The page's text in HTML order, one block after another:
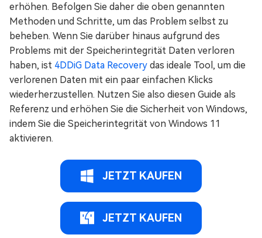
erhöhen. Befolgen Sie daher die oben genannten
Methoden und Schritte, um das Problem selbst zu
beheben. Wenn Sie darüber hinaus aufgrund des
Problems mit der Speicherintegrität Daten verloren
haben, ist 4DDiG Data Recovery das ideale Tool, um die
verlorenen Daten mit ein paar einfachen Klicks
wiederherzustellen. Nutzen Sie also diesen Guide als
Referenz und erhöhen Sie die Sicherheit von Windows,
indem Sie die Speicherintegrität von Windows 11
aktivieren.
JETZT KAUFEN
JETZT KAUFEN